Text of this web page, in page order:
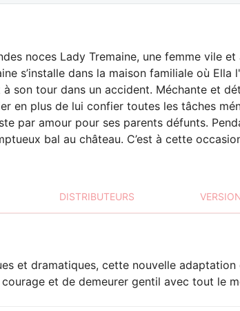
noces Lady Tremaine, une femme vile et
s’installe dans la maison familiale où Ella
son tour dans un accident. Méchante et
en plus de lui confier toutes les tâches
par amour pour ses parents défunts.
bal au château. C’est à cette
DISTRIBUTEURS
et dramatiques, cette nouvelle adaptation
et de demeurer gentil avec tout le